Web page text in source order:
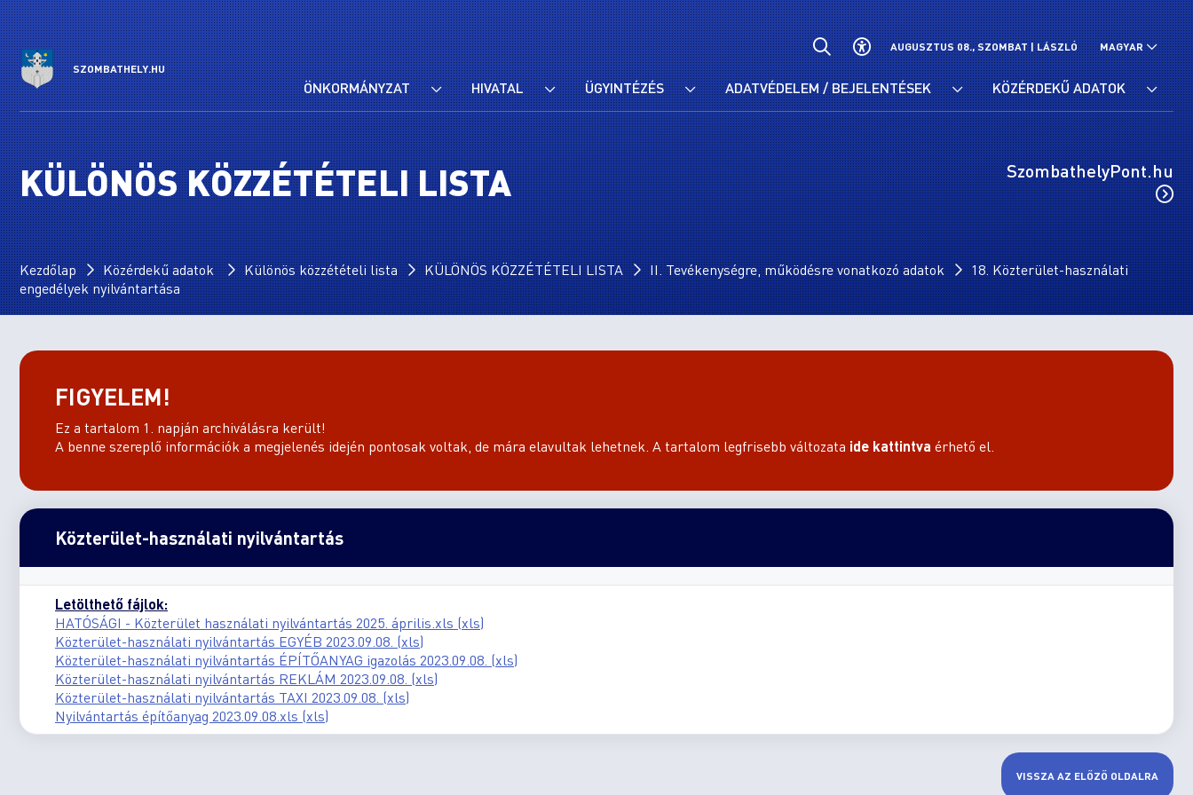
SZOMBATHELY.HU
AUGUSZTUS 08., SZOMBAT |LÁSZLÓ MAGYAR
ÖNKORMÁNYZAT HIVATAL ÜGYINTÉZÉS ADATVÉDELEM / BEJELENTÉSEK KÖZÉRDEKŰ ADATOK
KÜLÖNÖS KÖZZÉTÉTELI LISTA SzombathelyPont.hu
Kezdőlap Közérdekű adatok Különös közzétételi lista KÜLÖNÖS KÖZZÉTÉTELI LISTA II. Tevékenységre, működésre vonatkozó adatok
18. Közterület-használati
engedélyek nyilvántartása
FIGYELEM!
Ez a tartalom 1. napján archiválásra került!
A benne szereplő információk a megjelenés idején pontosak voltak, de mára elavultak lehetnek. A tartalom legfrisebb változata ide kattintva érhető el.
Közterület-használati nyilvántartás
Letölthető fájlok:
HATÓSÁGI - Közterület használati nyilvántartás 2025. április.xls (xls)
Közterület-használati nyilvántartás EGYÉB 2023.09.08. (xls)
Közterület-használati nyilvántartás ÉPÍTŐANYAG igazolás 2023.09.08. (xls)
Közterület-használati nyilvántartás REKLÁM 2023.09.08. (xls)
Közterület-használati nyilvántartás TAXI 2023.09.08. (xls)
Nyilvántartás építőanyag 2023.09.08.xls (xls)
VISSZA AZ ELŐZŐ OLDALRA